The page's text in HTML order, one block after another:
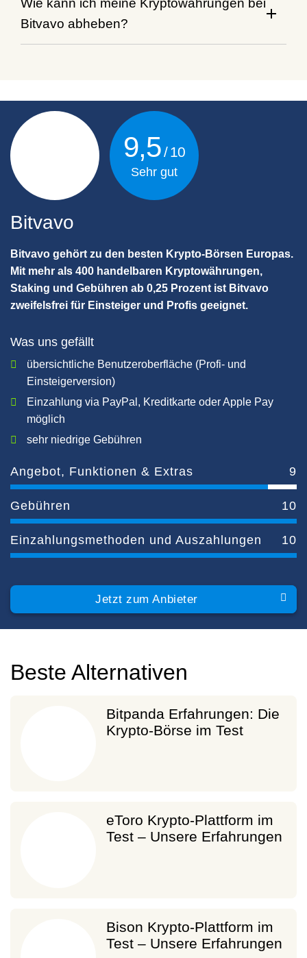
Bitvavo abheben?
Bitvavo
Bitvavo gehört zu den besten Krypto-Börsen Europas.
Mit mehr als 400 handelbaren Kryptowährungen,
Staking und Gebühren ab 0,25 Prozent ist Bitvavo
zweifelsfrei für Einsteiger und Profis geeignet.
Was uns gefällt
übersichtliche Benutzeroberfläche (Profi- und
Einsteigerversion)
Einzahlung via PayPal, Kreditkarte oder Apple Pay
möglich
sehr niedrige Gebühren
Angebot, Funktionen & Extras 9
Gebühren 10
Einzahlungsmethoden und Auszahlungen 10
9,5
Sehr gut
Jetzt zum Anbieter
Beste Alternativen
Bitpanda Erfahrungen: Die
Krypto-Börse im Test
eToro Krypto-Plattform im
Test – Unsere Erfahrungen
Bison Krypto-Plattform im
Test – Unsere Erfahrungen